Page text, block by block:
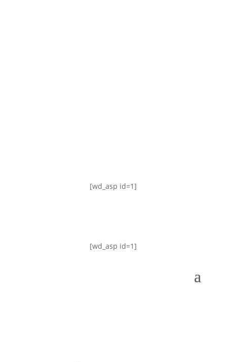
[wd_asp id=1]
[wd_asp id=1]